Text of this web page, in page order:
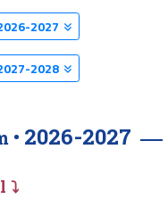
2027
2028
• 2026-2027
⤵